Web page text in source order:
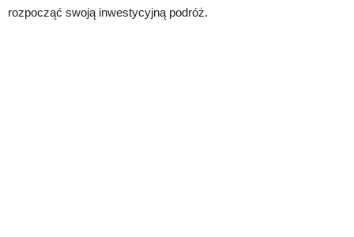
rozpocząć swoją inwestycyjną podróż.